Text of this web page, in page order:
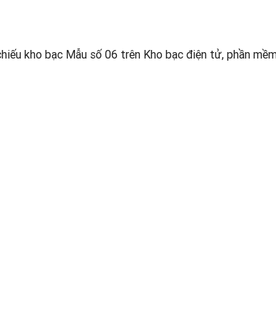
kho bạc Mẫu số 06 trên Kho bạc điện tử, phần